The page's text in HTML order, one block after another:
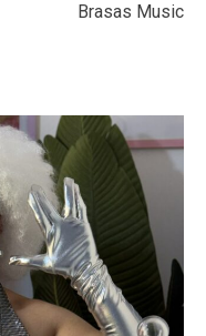
Brasas Music